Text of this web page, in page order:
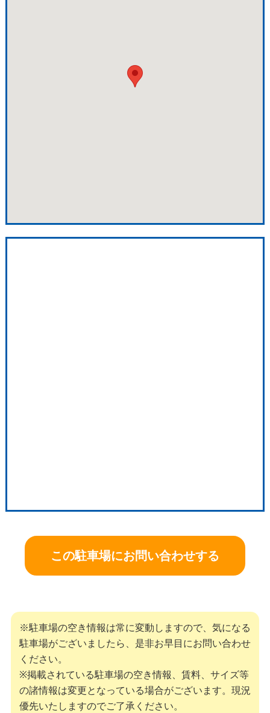
この駐車場にお問い合わせする
※駐車場の空き情報は常に変動しますので、気になる
駐車場がございましたら、是非お早目にお問い合わせ
ください。
※掲載されている駐車場の空き情報、賃料、サイズ等
の諸情報は変更となっている場合がございます。現況
優先いたしますのでご了承ください。